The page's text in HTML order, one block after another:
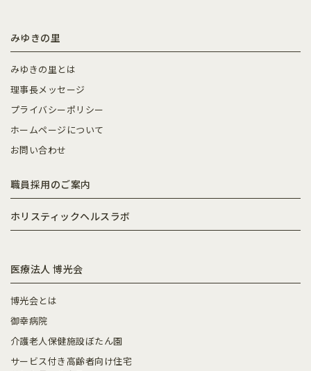
みゆきの里
みゆきの里とは
理事長メッセージ
プライバシーポリシー
ホームページについて
お問い合わせ
職員採用のご案内
ホリスティックヘルスラボ
医療法人 博光会
博光会とは
御幸病院
介護老人保健施設ぼたん園
サービス付き高齢者向け住宅